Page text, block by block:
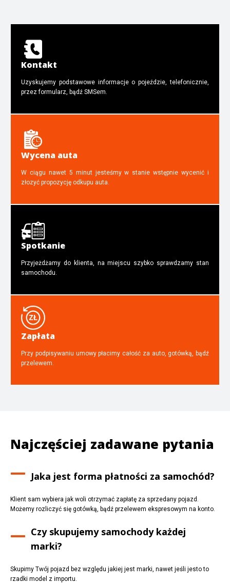
Kontakt
Uzyskujemy podstawowe informacje o pojeździe, telefonicznie,
przez formularz, bądź SMSem.
Wycena auta
W ciągu nawet 5 minut jesteśmy w stanie wstępnie wycenić i
złozyć propozycję odkupu auta.
Spotkanie
Przyjeżdżamy do klienta, na miejscu szybko sprawdzamy stan
samochodu.
Zapłata
Przy podpisywaniu umowy płacimy całość za auto, gotówką, bądź
przelewem.
Najczęściej zadawane pytania
Jaka jest forma płatności za samochód?
Klient sam wybiera jak woli otrzymać zapłatę za sprzedany pojazd.
Możemy rozliczyć się gotówką, bądź przelewem ekspresowym na konto.
Czy skupujemy samochody każdej
marki?
Skupimy Twój pojazd bez względu jakiej jest marki, nawet jeśli jesto to
rzadki model z importu.